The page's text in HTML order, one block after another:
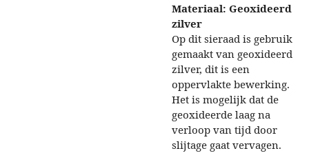
Materiaal: Geoxideerd
zilver
Op dit sieraad is gebruik
gemaakt van geoxideerd
zilver, dit is een
oppervlakte bewerking.
Het is mogelijk dat de
geoxideerde laag na
verloop van tijd door
slijtage gaat vervagen.